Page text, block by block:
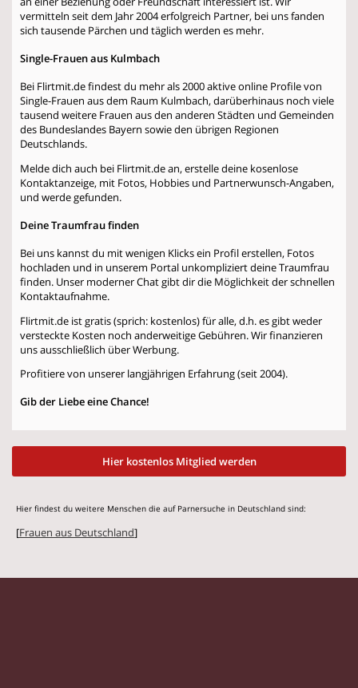
vermitteln seit dem Jahr 2004 erfolgreich Partner, bei uns fanden
sich tausende Pärchen und täglich werden es mehr.
Single-Frauen aus Kulmbach
Bei Flirtmit.de findest du mehr als 2000 aktive online Profile von
Single-Frauen aus dem Raum Kulmbach, darüberhinaus noch viele
tausend weitere Frauen aus den anderen Städten und Gemeinden
des Bundeslandes Bayern sowie den übrigen Regionen
Deutschlands.
Melde dich auch bei Flirtmit.de an, erstelle deine kosenlose
Kontaktanzeige, mit Fotos, Hobbies und Partnerwunsch-Angaben,
und werde gefunden.
Deine Traumfrau finden
Bei uns kannst du mit wenigen Klicks ein Profil erstellen, Fotos
hochladen und in unserem Portal unkompliziert deine Traumfrau
finden. Unser moderner Chat gibt dir die Möglichkeit der schnellen
Kontaktaufnahme.
Flirtmit.de ist gratis (sprich: kostenlos) für alle, d.h. es gibt weder
versteckte Kosten noch anderweitige Gebühren. Wir finanzieren
uns ausschließlich über Werbung.
Profitiere von unserer langjährigen Erfahrung (seit 2004).
Gib der Liebe eine Chance!
Hier kostenlos Mitglied werden
Hier findest du weitere Menschen die auf Parnersuche in Deutschland sind:
[Frauen aus Deutschland]